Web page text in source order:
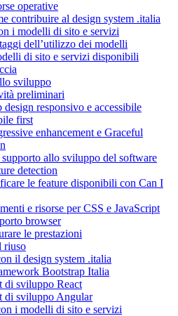
operative
contribuire al design system .italia
i modelli di sito e servizi
dell’utilizzo dei modelli
di sito e servizi disponibili
sviluppo
preliminari
design responsivo e accessibile
first
enhancement e Graceful
allo sviluppo del software
detection
le feature disponibili con Can I
e risorse per CSS e JavaScript
browser
le prestazioni
riuso
il design system .italia
Bootstrap Italia
di sviluppo React
di sviluppo Angular
i modelli di sito e servizi